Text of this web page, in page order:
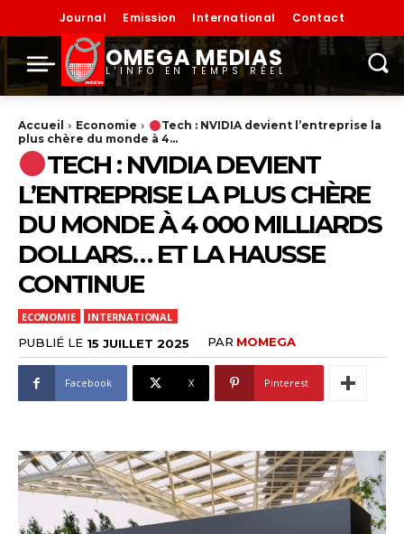
Journal Emission International Contact
OMEGA MEDIAS
L'INFO EN TEMPS RÉEL
Accueil Economie
Tech : NVIDIA devient l’entreprise la
plus chère du monde à 4...
TECH : NVIDIA DEVIENT
L’ENTREPRISE LA PLUS CHÈRE
DU MONDE À 4 000 MILLIARDS
DOLLARS… ET LA HAUSSE
CONTINUE
ECONOMIE INTERNATIONAL
PUBLIÉ LE 15 JUILLET 2025 PAR MOMEGA
Facebook X Pinterest